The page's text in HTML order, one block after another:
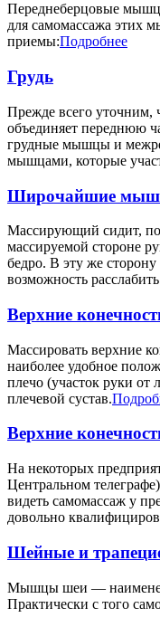
Переднеберцовые
для самомассажа этих
приемы:Подробнее
Грудь
Прежде всего уточним,
объединяет переднюю
грудные мышцы и
мышцами, которые
Широчайшие
Массирующий сидит,
массируемой стороне
бедро. В эту же сторону
возможность
Верхние
Массировать верхние
наиболее удобное
плечо (участок руки от
плечевой сустав.
Верхние
На некоторых
Центральном
видеть самомассаж у
довольно
Шейные и
Мышцы шеи —
Практически с того